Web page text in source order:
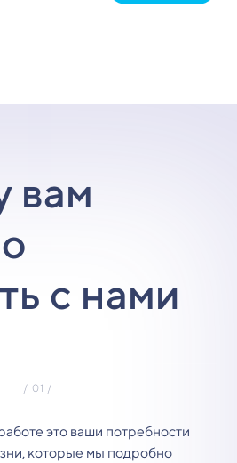
вам
с нами
это ваши потребности
которые мы подробно